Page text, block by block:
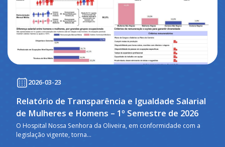
2026-03-23
Relatório de Transparência e Igualdade Salarial
de Mulheres e Homens – 1º Semestre de 2026
O Hospital Nossa Senhora da Oliveira, em conformidade com a
legislação vigente, torna...